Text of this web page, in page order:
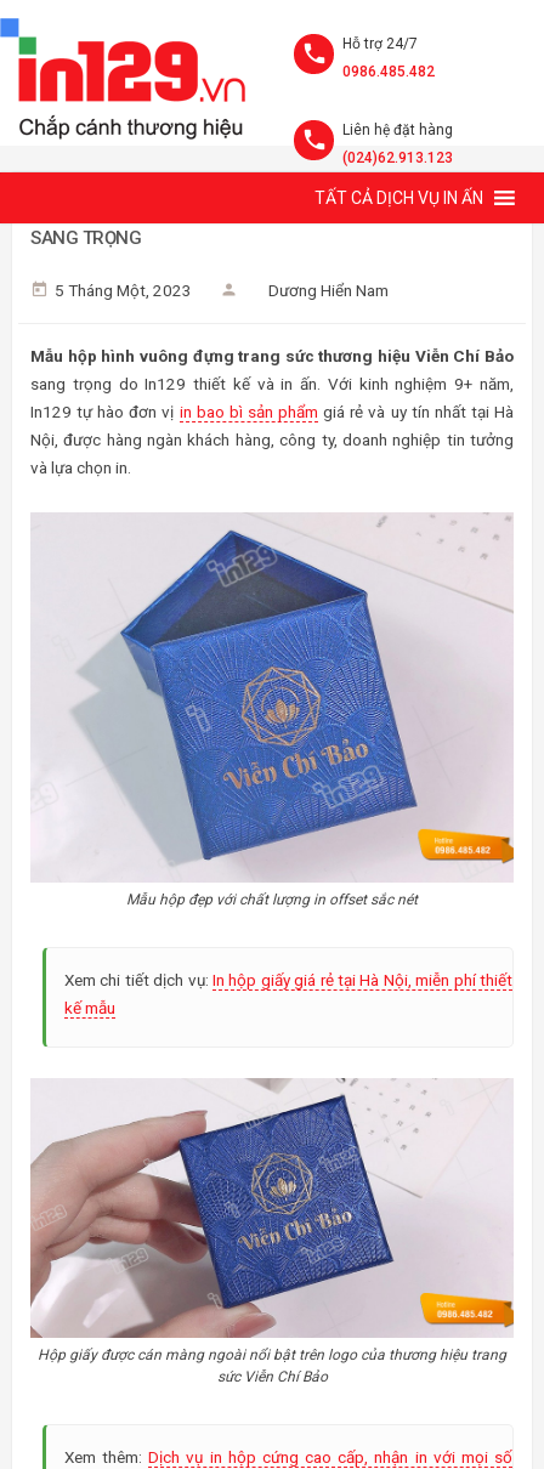
Hỗ trợ 24/7
0986.485.482
Liên hệ đặt hàng
(024)62.913.123
TẤT CẢ DỊCH VỤ IN ẤN
MẪU HỘP HÌNH VUÔNG ĐỰNG TRANG SỨC VIỄN CHÍ BẢO
SANG TRỌNG
5 Tháng Một, 2023 Dương Hiển Nam
Mẫu hộp hình vuông đựng trang sức thương hiệu Viễn Chí Bảo
sang trọng do In129 thiết kế và in ấn. Với kinh nghiệm 9+ năm,
In129 tự hào đơn vị in bao bì sản phẩm giá rẻ và uy tín nhất tại Hà
Nội, được hàng ngàn khách hàng, công ty, doanh nghiệp tin tưởng
và lựa chọn in.
Mẫu hộp đẹp với chất lượng in offset sắc nét
Xem chi tiết dịch vụ: In hộp giấy giá rẻ tại Hà Nội, miễn phí thiết
kế mẫu
Hộp giấy được cán màng ngoài nổi bật trên logo của thương hiệu trang
sức Viễn Chí Bảo
Xem thêm:Dịch vụ in hộp cứng cao cấp, nhận in với mọi số